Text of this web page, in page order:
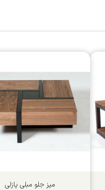
میز جلو مبلی پازلی